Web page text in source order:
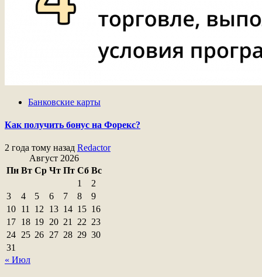
Банковские карты
Как получить бонус на Форекс?
2 года тому назад Redactor
Август 2026
Пн Вт Ср Чт Пт Сб Вс
1
2
3
4 5 6 7 8
9
10 11 12 13 14 15 16
17 18 19 20 21 22 23
24 25 26 27 28 29 30
31
« Июл